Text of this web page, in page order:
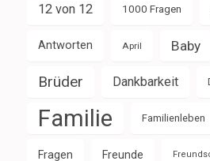
12 von 12 1000 Fragen
Antworten April Baby
Brüder Dankbarkeit
Familie Familienleben
Fragen Freunde